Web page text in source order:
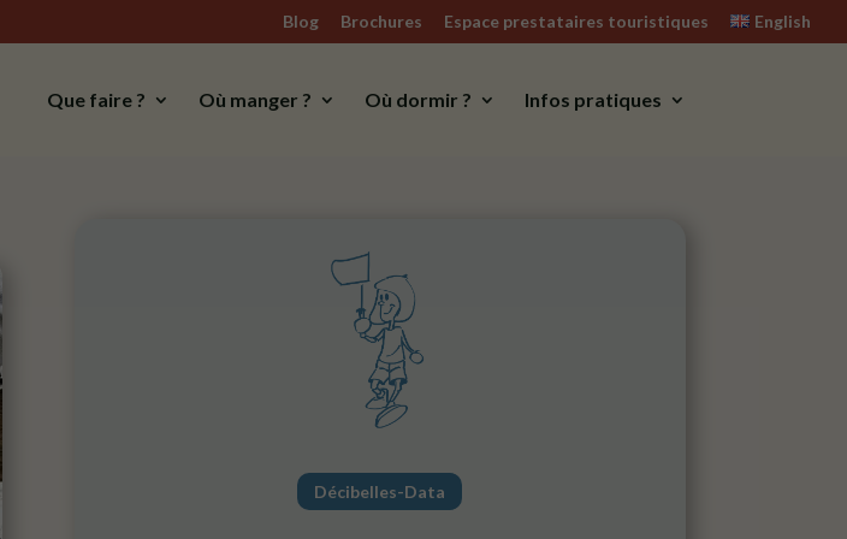
Blog Brochures Espace prestataires touristiques English
Que faire ? Où manger ? Où dormir ? Infos pratiques
Décibelles-Data